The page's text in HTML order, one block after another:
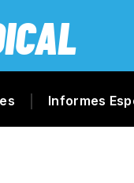
Informes